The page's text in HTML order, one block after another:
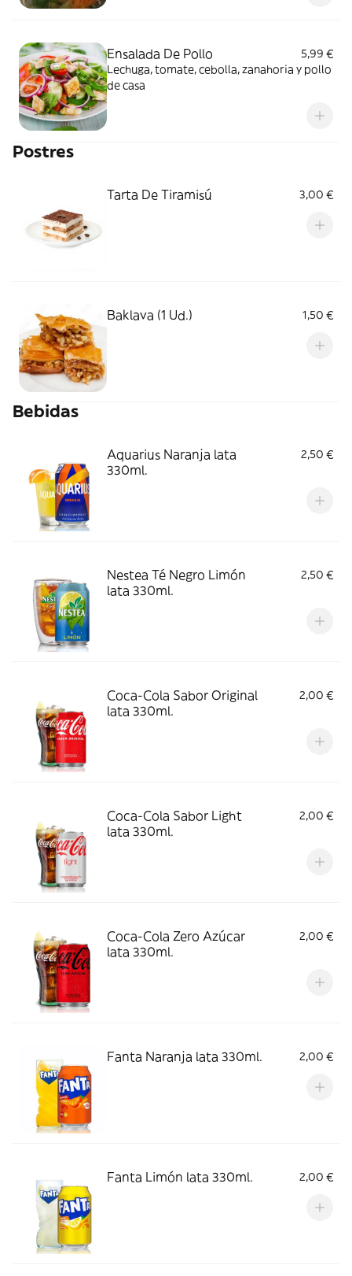
Ensalada De Pollo
5,99 €
Lechuga, tomate, cebolla, zanahoria y pollo
de casa
Postres
Tarta De Tiramisú 3,00 €
Baklava (1 Ud.) 1,50 €
Bebidas
Aquarius Naranja lata
330ml.
2,50 €
Nestea Té Negro Limón
lata 330ml.
2,50 €
Coca-Cola Sabor Original
lata 330ml.
2,00 €
Coca-Cola Sabor Light
lata 330ml.
2,00 €
Coca-Cola Zero Azúcar
lata 330ml.
2,00 €
Fanta Naranja lata 330ml. 2,00 €
Fanta Limón lata 330ml. 2,00 €